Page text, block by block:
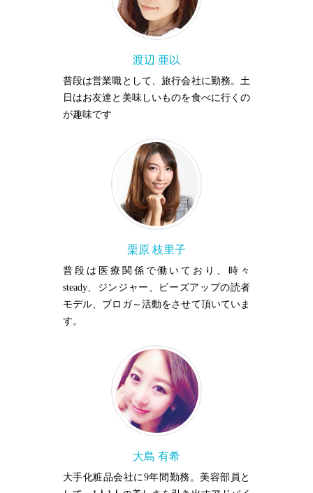
渡辺 亜以
普段は営業職として、旅行会社に勤務。土
日はお友達と美味しいものを食べに行くの
が趣味です
栗原 枝里子
普段は医療関係で働いており、時々
steady、ジンジャー、ビーズアップの読者
モデル、ブロガ～活動をさせて頂いていま
す。
大島 有希
大手化粧品会社に9年間勤務。美容部員と